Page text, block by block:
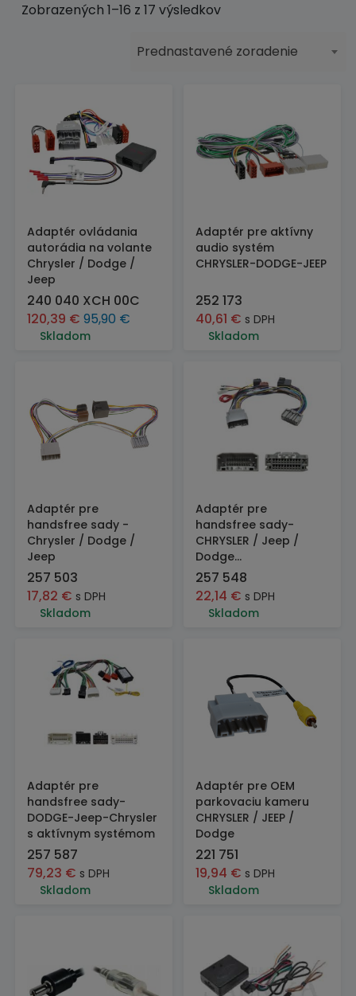
Zobrazených 1–16 z 17 výsledkov
Prednastavené zoradenie
Adaptér ovládania
autorádia na volante
Chrysler / Dodge /
Jeep
240 040 XCH 00C
120,39 € 95,90 €
Skladom
Adaptér pre aktívny
audio systém
CHRYSLER-DODGE-JEEP
252 173
40,61 € s DPH
Skladom
Adaptér pre
handsfree sady -
Chrysler / Dodge /
Jeep
257 503
17,82 € s DPH
Skladom
Adaptér pre
handsfree sady-
CHRYSLER / Jeep /
Dodge...
257 548
22,14 € s DPH
Skladom
Adaptér pre
handsfree sady-
DODGE-Jeep-Chrysler
s aktívnym systémom
257 587
79,23 € s DPH
Skladom
Adaptér pre OEM
parkovaciu kameru
CHRYSLER / JEEP /
Dodge
221 751
19,94 € s DPH
Skladom